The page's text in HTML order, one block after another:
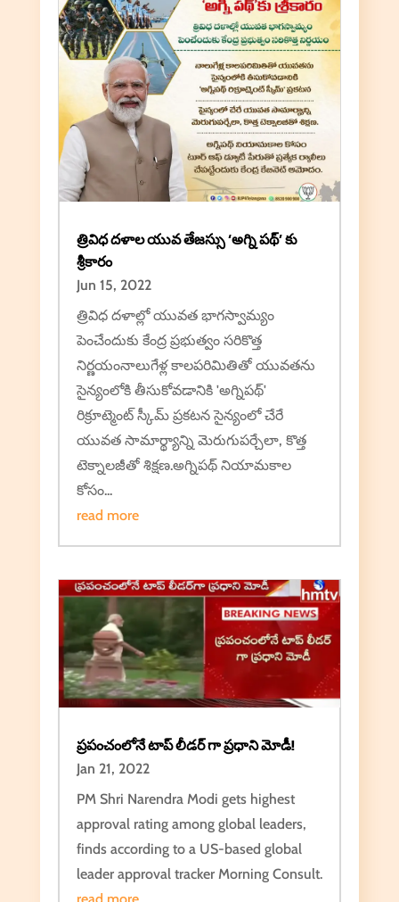
త్రివిధ దళాల యువ తేజస్సు ‘అగ్ని పథ్’ కు
శ్రీకారం
Jun 15, 2022
త్రివిధ దళాల్లో యువత భాగస్వామ్యం
పెంచేందుకు కేంద్ర ప్రభుత్వం సరికొత్త
నిర్ణయంనాలుగేళ్ల కాలపరిమితితో యువతను
సైన్యంలోకి తీసుకోవడానికి 'అగ్నిపథ్'
రిక్రూట్మెంట్ స్కీమ్ ప్రకటన సైన్యంలో చేరే
యువత సామార్థ్యాన్ని మెరుగుపర్చేలా, కొత్త
టెక్నాలజీతో శిక్షణ.అగ్నిపథ్ నియామకాల
కోసం...
read more
ప్రపంచంలోనే టాప్ లీడర్ గా ప్రధాని మోడీ!
Jan 21, 2022
PM Shri Narendra Modi gets highest
approval rating among global leaders,
finds according to a US-based global
leader approval tracker Morning Consult.